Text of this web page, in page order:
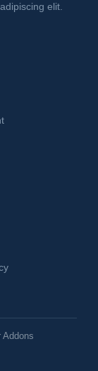
elit.
Addons